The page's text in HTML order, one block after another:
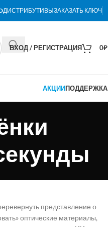
ДИСТРИБУТИВЫЗАКАЗАТЬ КЛЮЧ
ВХОД / РЕГИСТРАЦИЯ 0₽
АКЦИИПОДДЕРЖКА
представление о
оптические материалы,